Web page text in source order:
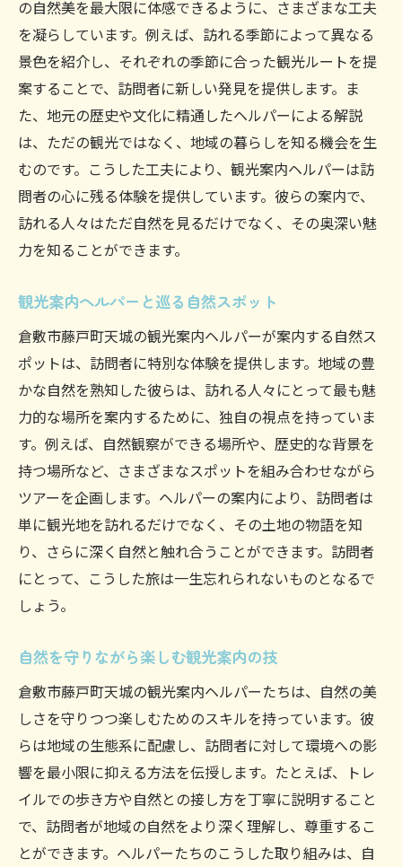
の自然美を最大限に体感できるように、さまざまな工夫
を凝らしています。例えば、訪れる季節によって異なる
景色を紹介し、それぞれの季節に合った観光ルートを提
案することで、訪問者に新しい発見を提供します。ま
た、地元の歴史や文化に精通したヘルパーによる解説
は、ただの観光ではなく、地域の暮らしを知る機会を生
むのです。こうした工夫により、観光案内ヘルパーは訪
問者の心に残る体験を提供しています。彼らの案内で、
訪れる人々はただ自然を見るだけでなく、その奥深い魅
力を知ることができます。
観光案内ヘルパーと巡る自然スポット
倉敷市藤戸町天城の観光案内ヘルパーが案内する自然ス
ポットは、訪問者に特別な体験を提供します。地域の豊
かな自然を熟知した彼らは、訪れる人々にとって最も魅
力的な場所を案内するために、独自の視点を持っていま
す。例えば、自然観察ができる場所や、歴史的な背景を
持つ場所など、さまざまなスポットを組み合わせながら
ツアーを企画します。ヘルパーの案内により、訪問者は
単に観光地を訪れるだけでなく、その土地の物語を知
り、さらに深く自然と触れ合うことができます。訪問者
にとって、こうした旅は一生忘れられないものとなるで
しょう。
自然を守りながら楽しむ観光案内の技
倉敷市藤戸町天城の観光案内ヘルパーたちは、自然の美
しさを守りつつ楽しむためのスキルを持っています。彼
らは地域の生態系に配慮し、訪問者に対して環境への影
響を最小限に抑える方法を伝授します。たとえば、トレ
イルでの歩き方や自然との接し方を丁寧に説明すること
で、訪問者が地域の自然をより深く理解し、尊重するこ
とができます。ヘルパーたちのこうした取り組みは、自